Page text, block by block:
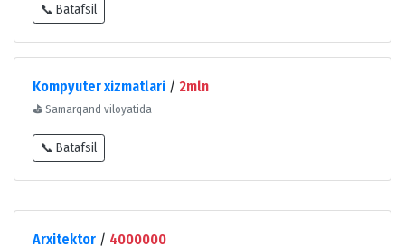
📞 Batafsil
Kompyuter xizmatlari / 2mln
⛳ Samarqand viloyatida
📞 Batafsil
Arxitektor / 4000000